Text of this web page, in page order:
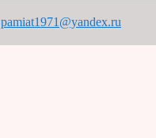
pamiat1971@yandex.ru